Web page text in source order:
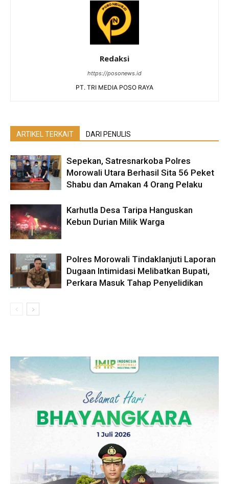
Redaksi
https://posonews.id
PT. TRI MEDIA POSO RAYA
ARTIKEL TERKAIT DARI PENULIS
Sepekan, Satresnarkoba Polres
Morowali Utara Berhasil Sita 56 Peket
Shabu dan Amakan 4 Orang Pelaku
Karhutla Desa Taripa Hanguskan
Kebun Durian Milik Warga
Polres Morowali Tindaklanjuti Laporan
Dugaan Intimidasi Melibatkan Bupati,
Perkara Masuk Tahap Penyelidikan